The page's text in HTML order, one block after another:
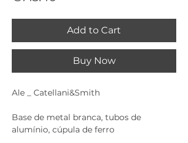
Add to Cart
Buy Now
Ale _ Catellani&Smith
Base de metal branca, tubos de
alumínio, cúpula de ferro